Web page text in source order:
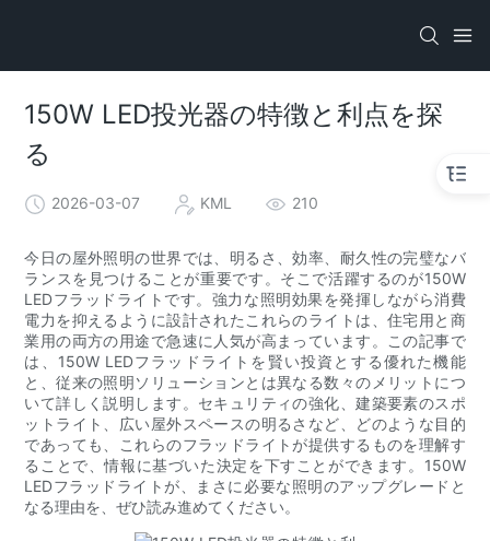
150W LED投光器の特徴と利点を探
る
2026-03-07 KML 210
今日の屋外照明の世界では、明るさ、効率、耐久性の完璧なバ
ランスを見つけることが重要です。そこで活躍するのが150W
LEDフラッドライトです。強力な照明効果を発揮しながら消費
電力を抑えるように設計されたこれらのライトは、住宅用と商
業用の両方の用途で急速に人気が高まっています。この記事で
は、150W LEDフラッドライトを賢い投資とする優れた機能
と、従来の照明ソリューションとは異なる数々のメリットにつ
いて詳しく説明します。セキュリティの強化、建築要素のスポ
ットライト、広い屋外スペースの明るさなど、どのような目的
であっても、これらのフラッドライトが提供するものを理解す
ることで、情報に基づいた決定を下すことができます。150W
LEDフラッドライトが、まさに必要な照明のアップグレードと
なる理由を、ぜひ読み進めてください。